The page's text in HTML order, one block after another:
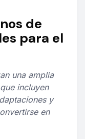
de
para el
una amplia
incluyen
y
en